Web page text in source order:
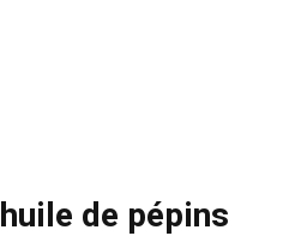
huile de pépins